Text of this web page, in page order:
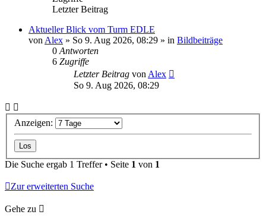
Letzter Beitrag
Aktueller Blick vom Turm EDLE
von Alex » So 9. Aug 2026, 08:29 » in Bildbeiträge
0 Antworten
6 Zugriffe
Letzter Beitrag von Alex
So 9. Aug 2026, 08:29
Anzeigen:
Die Suche ergab 1 Treffer • Seite 1 von 1
Zur erweiterten Suche
Gehe zu